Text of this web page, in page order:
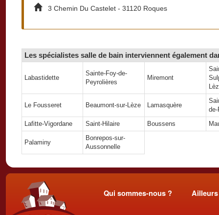
3 Chemin Du Castelet - 31120 Roques
Les spécialistes salle de bain interviennent également
Labastidette
Sainte-Foy-de-
Peyrolières
Miremont
Le Fousseret Beaumont-sur-Lèze Lamasquère
de-
Lafitte-Vigordane
Saint-Hilaire Boussens
Palaminy
Bonrepos-sur-
Aussonnelle
Qui sommes-nous ?